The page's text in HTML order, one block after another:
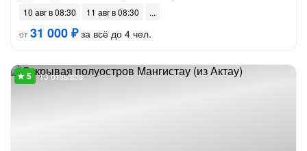
10 авг в 08:30
11 авг в 08:30
от31 000 ₽за всё до 4 чел.
13 отзывов